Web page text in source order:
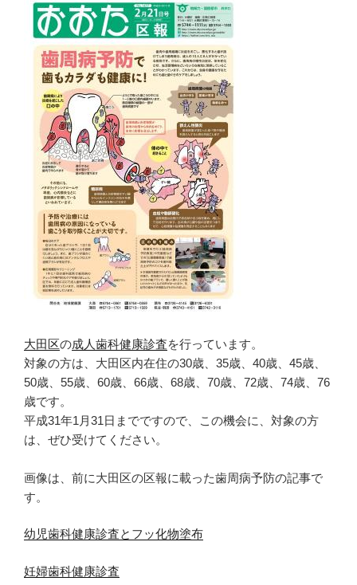
る
に
は
ク
リ
ッ
ク
し
て
く
だ
さ
い
(
新
し
い
ウ
ィ
ン
ド
ウ
で
開
き
ま
す
)
e
s
t
で
共
有
(
新
し
い
ウ
ィ
ン
ド
ウ
で
開
き
ま
す
)
r
で
共
有
(
新
し
い
ウ
ィ
ン
ド
ウ
で
ま
す
)
大田区の成人歯科健康診査を行っています。
対象の方は、大田区内在住の30歳、35歳、40歳、45歳、
50歳、55歳、60歳、66歳、68歳、70歳、72歳、74歳、76
歳です。
平成31年1月31日までですので、この機会に、対象の方
は、ぜひ受けてください。
画像は、前に大田区の区報に載った歯周病予防の記事で
す。
幼児歯科健康診査とフッ化物塗布
妊婦歯科健康診査